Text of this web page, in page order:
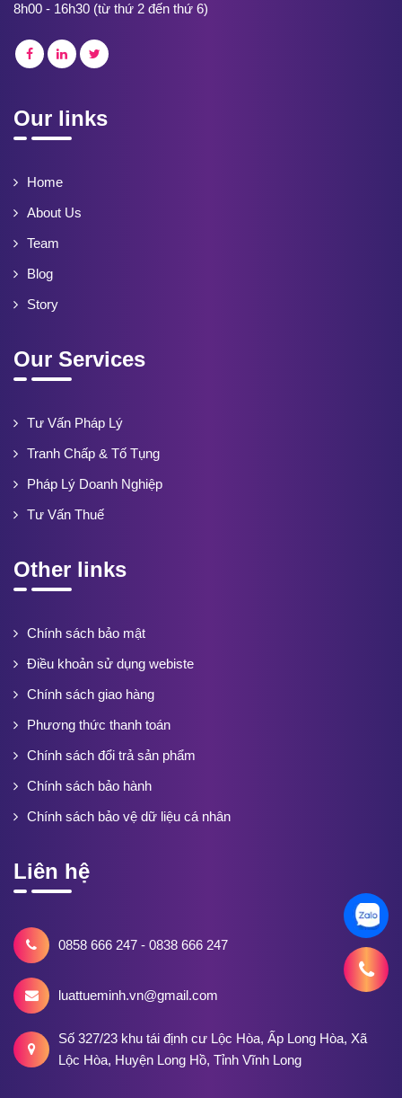
8h00 - 16h30 (từ thứ 2 đến thứ 6)
Our links
Home
About Us
Team
Blog
Story
Our Services
Tư Vấn Pháp Lý
Tranh Chấp & Tố Tụng
Pháp Lý Doanh Nghiệp
Tư Vấn Thuế
Other links
Chính sách bảo mật
Điều khoản sử dụng webiste
Chính sách giao hàng
Phương thức thanh toán
Chính sách đổi trả sản phẩm
Chính sách bảo hành
Chính sách bảo vệ dữ liệu cá nhân
Liên hệ
0858 666 247 - 0838 666 247
luattueminh.vn@gmail.com
Số 327/23 khu tái định cư Lộc Hòa, Ấp Long Hòa, Xã
Lộc Hòa, Huyện Long Hồ, Tỉnh Vĩnh Long